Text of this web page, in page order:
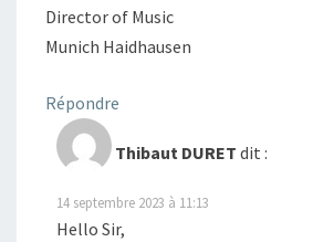
Director of Music
Munich Haidhausen
Répondre
Thibaut DURET dit :
14 septembre 2023 à 11:13
Hello Sir,